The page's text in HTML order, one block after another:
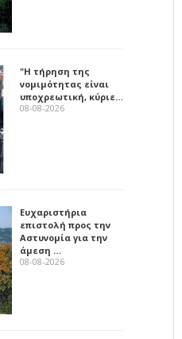
"Η τήρηση της
νομιμότητας είναι
υποχρεωτική, κύριε…
08-08-2026
Ευχαριστήρια
επιστολή προς την
Αστυνομία για την
άμεση …
08-08-2026